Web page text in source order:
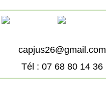
capjus26@gmail.com
Tél : 07 68 80 14 36